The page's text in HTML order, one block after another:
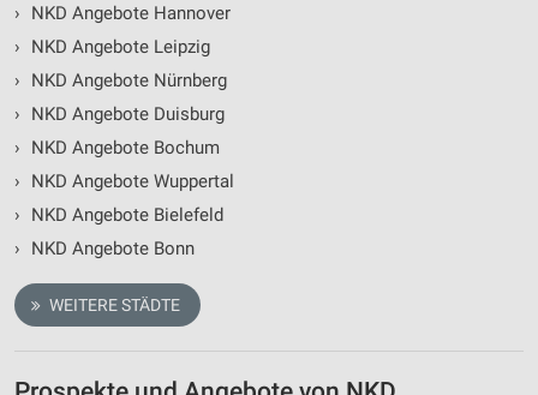
›
NKD Angebote Hannover
›
NKD Angebote Leipzig
›
NKD Angebote Nürnberg
›
NKD Angebote Duisburg
›
NKD Angebote Bochum
›
NKD Angebote Wuppertal
›
NKD Angebote Bielefeld
›
NKD Angebote Bonn
WEITERE STÄDTE